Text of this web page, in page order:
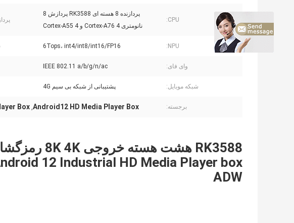
CPU:
پردازنده 8 هسته ای RK3588 پردازش 8
نانومتری 4 Cortex-A76 و 4 Cortex-A55
NPU: 6Tops، int4/int8/int16/FP16
وای فای: IEEE 802.11 a/b/g/n/ac
شبکه موبایل: پشتیبانی از شبکه بی سیم 4G
برجسته: Android12 HD Media Player Box
,
Box
12 Industrial HD Media Player box
ADW